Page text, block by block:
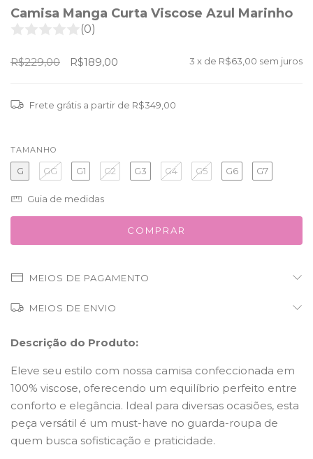
Camisa Manga Curta Viscose Azul Marinho
(0)
R$229,00 R$189,00 3 x de R$63,00 sem juros
Frete grátis a partir de R$349,00
TAMANHO
G GG G1 G2 G3 G4 G5 G6 G7
Guia de medidas
MEIOS DE PAGAMENTO
MEIOS DE ENVIO
Descrição do Produto:
Eleve seu estilo com nossa camisa confeccionada em
100% viscose, oferecendo um equilíbrio perfeito entre
conforto e elegância. Ideal para diversas ocasiões, esta
peça versátil é um must-have no guarda-roupa de
quem busca sofisticação e praticidade.